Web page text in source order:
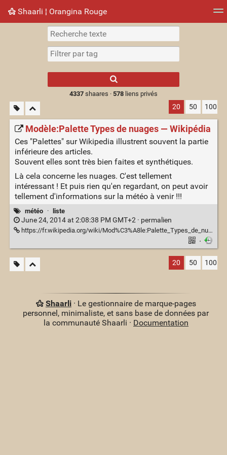
Shaarli ¦ Orangina Rouge
Nuage de tags Mur d'images
results.
4337shaares · 578liens privés
20 50 100
Modèle:Palette Types de nuages — Wikipédia
Ces "Palettes" sur Wikipedia illustrent souvent la partie
inférieure des articles.
Souvent elles sont très bien faites et synthétiques.
Là cela concerne les nuages. C'est tellement
intéressant ! Et puis rien qu'en regardant, on peut avoir
tellement d'informations sur la météo à venir !!!
météo · liste
June 24, 2014 at 2:08:38 PM GMT+2 · permalien
https://fr.wikipedia.org/wiki/Mod%C3%A8le:Palette_Types_de_nuages
·
20 50 100
Shaarli· Le gestionnaire de marque-pages
personnel, minimaliste, et sans base de données par
la communauté Shaarli · Documentation